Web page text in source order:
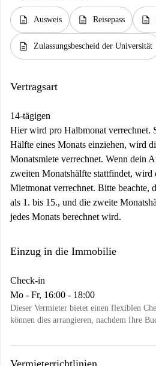
description Ausweis description Reisepass description
description Zulassungsbescheid der Universität
Vertragsart
14-tägigen
Hier wird pro Halbmonat verrechnet.
Hälfte eines Monats einziehen, wird
Monatsmiete verrechnet. Wenn dein
zweiten Monatshälfte stattfindet, wird
Mietmonat verrechnet. Bitte beachte,
als 1. bis 15., und die zweite
jedes Monats berechnet wird.
Einzug in die Immobilie
Check-in
Mo - Fr, 16:00 - 18:00
Dieser Vermieter bietet einen flexiblen
können dies arrangieren, nachdem Ihre
Vermieterrichtlinien